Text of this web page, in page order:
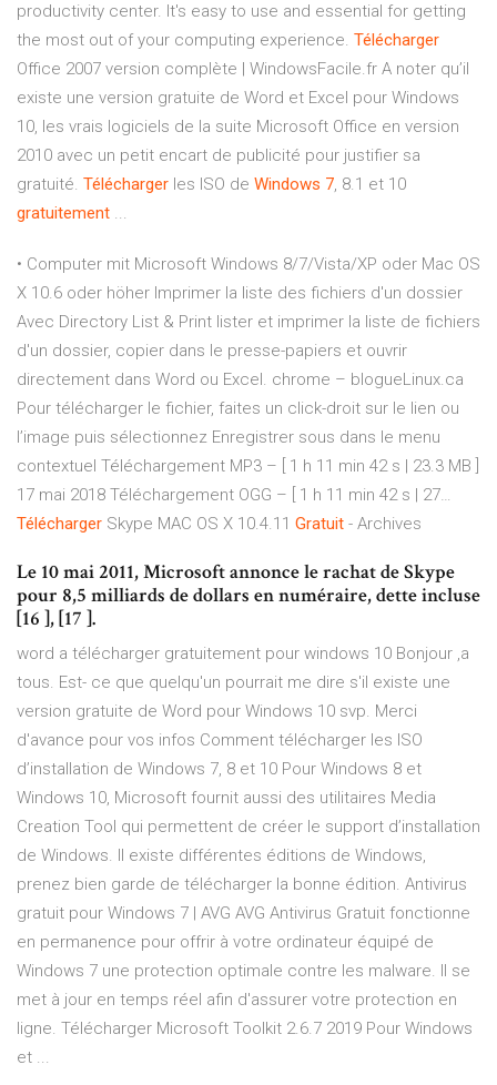
productivity center. It's easy to use and essential for getting
the most out of your computing experience. Télécharger
Office 2007 version complète | WindowsFacile.fr A noter qu’il
existe une version gratuite de Word et Excel pour Windows
10, les vrais logiciels de la suite Microsoft Office en version
2010 avec un petit encart de publicité pour justifier sa
gratuité. Télécharger les ISO de Windows 7, 8.1 et 10
gratuitement ...
• Computer mit Microsoft Windows 8/7/Vista/XP oder Mac OS
X 10.6 oder höher Imprimer la liste des fichiers d'un dossier
Avec Directory List & Print lister et imprimer la liste de fichiers
d'un dossier, copier dans le presse-papiers et ouvrir
directement dans Word ou Excel. chrome – blogueLinux.ca
Pour télécharger le fichier, faites un click-droit sur le lien ou
l’image puis sélectionnez Enregistrer sous dans le menu
contextuel Téléchargement MP3 – [ 1 h 11 min 42 s | 23.3 MB ]
17 mai 2018 Téléchargement OGG – [ 1 h 11 min 42 s | 27…
Télécharger Skype MAC OS X 10.4.11 Gratuit - Archives
Le 10 mai 2011, Microsoft annonce le rachat de Skype
pour 8,5 milliards de dollars en numéraire, dette incluse
[16 ], [17 ].
word a télécharger gratuitement pour windows 10 Bonjour ,a
tous. Est- ce que quelqu'un pourrait me dire s'il existe une
version gratuite de Word pour Windows 10 svp. Merci
d'avance pour vos infos Comment télécharger les ISO
d’installation de Windows 7, 8 et 10 Pour Windows 8 et
Windows 10, Microsoft fournit aussi des utilitaires Media
Creation Tool qui permettent de créer le support d’installation
de Windows. Il existe différentes éditions de Windows,
prenez bien garde de télécharger la bonne édition. Antivirus
gratuit pour Windows 7 | AVG AVG Antivirus Gratuit fonctionne
en permanence pour offrir à votre ordinateur équipé de
Windows 7 une protection optimale contre les malware. Il se
met à jour en temps réel afin d'assurer votre protection en
ligne. Télécharger Microsoft Toolkit 2.6.7 2019 Pour Windows
et ...